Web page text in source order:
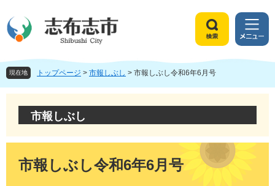
ジ
頭
す
ュ
飛
し
文
索
メ
ニ
ュ
現在地 トップページ > 市報しぶし > 市報しぶし令和6年6月号
市報しぶし
市報しぶし令和6年6月号